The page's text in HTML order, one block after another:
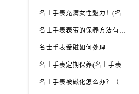
名士手表充满女性魅力！(名士手表推荐！)
名士手表表带的保养方法有哪些？
名士手表受磁如何处理
名士手表定期保养(名士手表的保养方法)
名士手表被磁化怎么办？（名士手表磁化处理方法）